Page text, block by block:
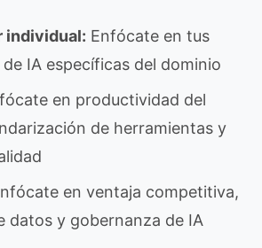
individual: Enfócate en tus
IA específicas del dominio
en productividad del
de herramientas y
en ventaja competitiva,
datos y gobernanza de IA